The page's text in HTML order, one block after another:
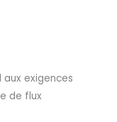
exigences
de flux